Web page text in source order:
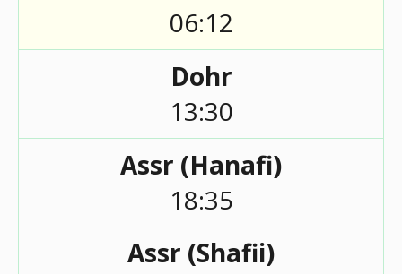
06:12
Dohr
13:30
Assr (Hanafi)
18:35
Assr (Shafii)